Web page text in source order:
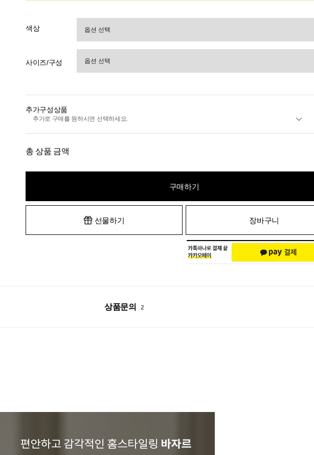
색상
사이즈/구성
추가구성상품
추가로 구매를 원하시면 선택하세요.
총 상품 금액
구매하기
선물하기 장바구니
상품문의 2